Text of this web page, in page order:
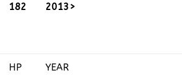
182
2013>
HP
YEAR